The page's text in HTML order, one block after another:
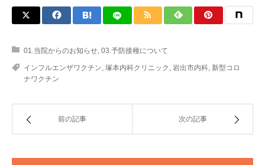
01.当院からのお知らせ 03.予防接種について
インフルエンザワクチン 塚本内科クリニック 岩出市内科 新型コロ
ナワクチン
前の記事 次の記事